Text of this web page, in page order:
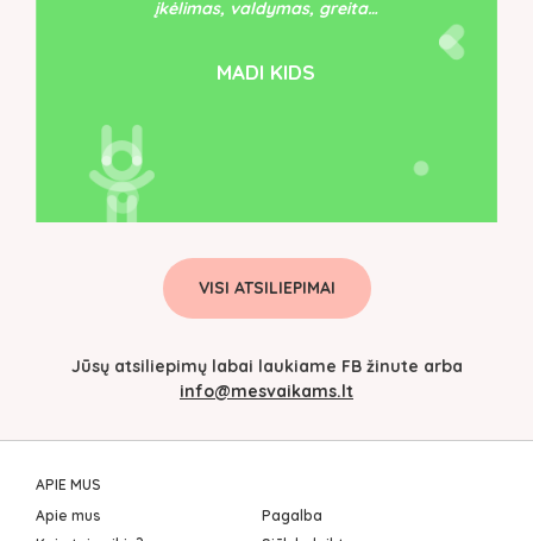
įkėlimas, valdymas, greita…
MADI KIDS
VISI ATSILIEPIMAI
Jūsų atsiliepimų labai laukiame FB žinute arba
info@mesvaikams.lt
APIE MUS
Apie mus
Pagalba